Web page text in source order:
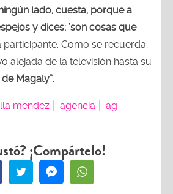
lado, cuesta, porque a
y dices: ‘son cosas que
Como se recuerda,
alejada de la televisión hasta su
Magaly”.
mendez agencia ag
¡Compártelo!